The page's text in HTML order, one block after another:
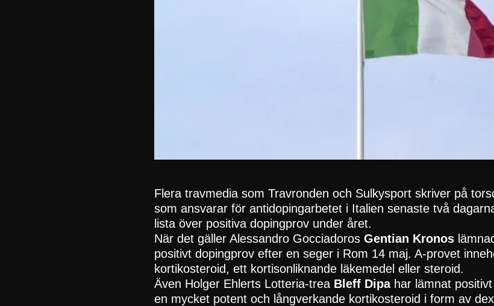
Flera travmedia som Travronden och Sulkysport skriver på
som ansvarar för antidopingarbetet i Italien senaste två
lista över positiva dopingprov under året.
När det gäller Alessandro Gocciadoros Gentian Kronos
positivt dopingprov efter en seger i Rom 14 maj. A-provet
kortikosteroid, ett kortisonliknande läkemedel eller steroid.
Även Holger Ehlerts Lotteria-trea Bleff Dipahar lämnat
en mycket potent och långverkande kortikosteroid i form av